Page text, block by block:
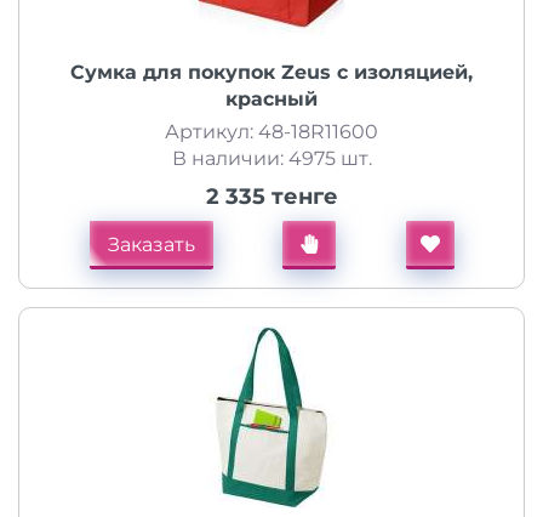
Сумка для покупок Zeus с изоляцией,
красный
Артикул: 48-18R11600
В наличии: 4975 шт.
2 335 тенге
Заказать